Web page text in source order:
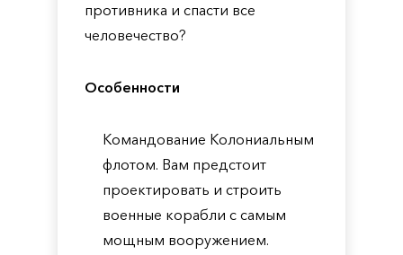
противника и спасти все
человечество?
Особенности
Командование Колониальным
флотом. Вам предстоит
проектировать и строить
военные корабли с самым
мощным вооружением.